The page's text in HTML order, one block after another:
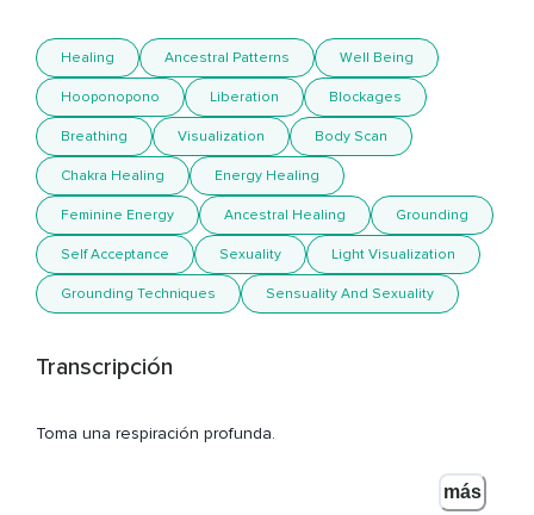
Healing Ancestral Patterns Well Being
Hooponopono Liberation Blockages
Breathing Visualization Body Scan
Chakra Healing Energy Healing
Feminine Energy Ancestral Healing Grounding
Self Acceptance Sexuality Light Visualization
Grounding Techniques Sensuality And Sexuality
Transcripción
Toma una respiración profunda.
Hazte consciente de cómo el aire entra por tu nariz y baja
más